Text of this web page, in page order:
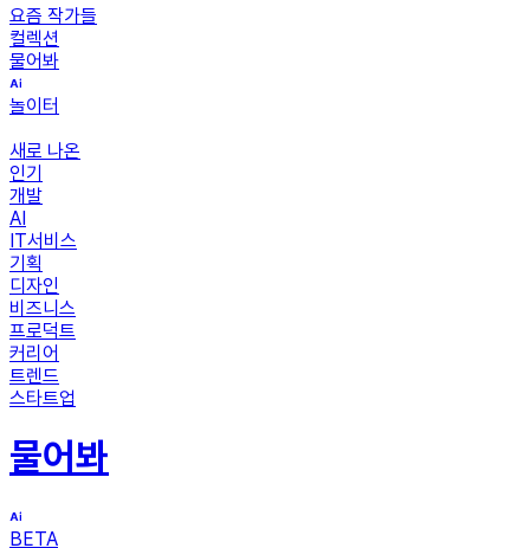
요즘 작가들
컬렉션
물어봐
놀이터
새로 나온
인기
개발
AI
IT서비스
기획
디자인
비즈니스
프로덕트
커리어
트렌드
스타트업
물어봐
BETA